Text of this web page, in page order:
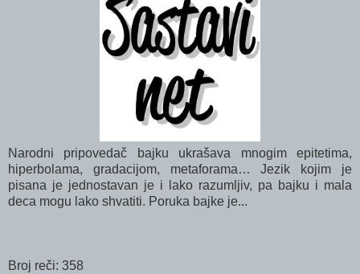
Narodni pripovedač bajku ukrašava mnogim epitetima,
hiperbolama, gradacijom, metaforama… Jezik kojim je
pisana je jednostavan je i lako razumljiv, pa bajku i mala
deca mogu lako shvatiti. Poruka bajke je...
Broj reči: 358